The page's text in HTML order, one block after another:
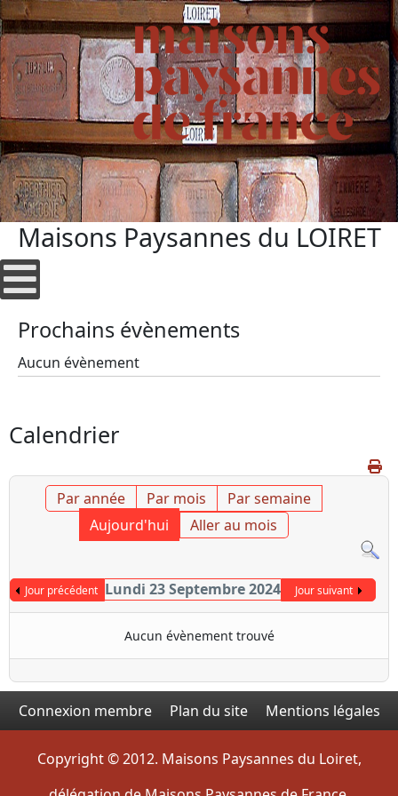
Maisons Paysannes du LOIRET
Prochains évènements
Aucun évènement
Calendrier
Par année Par mois
Par semaine
Aujourd'hui
Aller au mois
Jour précédent Lundi 23 Septembre 2024 Jour suivant
Aucun évènement trouvé
Connexion membre Plan du site Mentions légales
Copyright © 2012. Maisons Paysannes du Loiret,